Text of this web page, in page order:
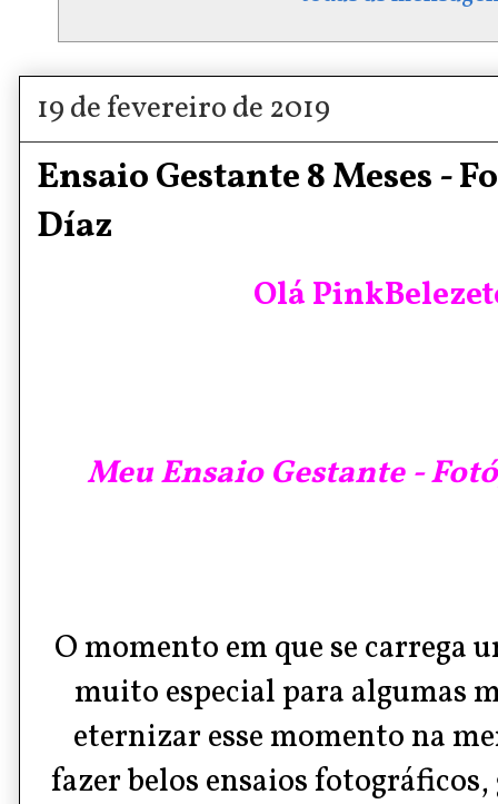
19 de fevereiro de 2019
Ensaio Gestante 8 Meses -
Díaz
Olá
Meu Ensaio Gestante -
O momento em que se carrega
muito especial para algumas
eternizar esse momento na
fazer belos ensaios